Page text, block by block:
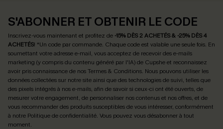
S'ABONNER ET OBTENIR LE CODE
Inscrivez-vous maintenant et profitez de -15% DÈS 2 ACHETÉS & -25% DÈS 4
ACHETÉS! *Un code par commande. Chaque code est valable une seule fois. En
soumettant votre adresse e-mail, vous acceptez de recevoir des e-mails
marketing (y compris du contenu généré par l'IA) de Cupshe et reconnaissez
avoir pris connaissance de nosTermes & Conditions. Nous pouvons utiliser les
données collectées sur notre site ainsi que des technologies de suivi, telles que
des pixels intégrés à nos e-mails, afin de savoir si ceux-ci ont été ouverts, de
mesurer votre engagement, de personnaliser nos contenus et nos offres, et de
vous recommander des produits susceptibles de vous intéresser, conformément
à notre Politique de confidentialité. Vous pouvez vous désabonner à tout
moment.